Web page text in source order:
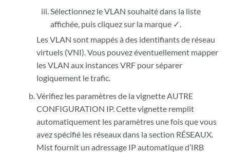
Sélectionnez le VLAN souhaité dans la liste
affichée, puis cliquez sur la marque ✓.
Les VLAN sont mappés à des identifiants de réseau
virtuels (VNI). Vous pouvez éventuellement mapper
les VLAN aux instances VRF pour séparer
logiquement le trafic.
Vérifiez les paramètres de la vignette AUTRE
CONFIGURATION IP. Cette vignette remplit
automatiquement les paramètres une fois que vous
avez spécifié les réseaux dans la section RÉSEAUX.
Mist fournit un adressage IP automatique d’IRB